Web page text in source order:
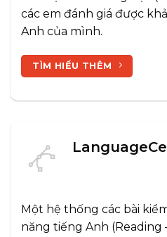
các em đánh giá được
Anh của mình.
TÌM HIỂU THÊM
Một hệ thống các bài
năng tiếng Anh (Reading